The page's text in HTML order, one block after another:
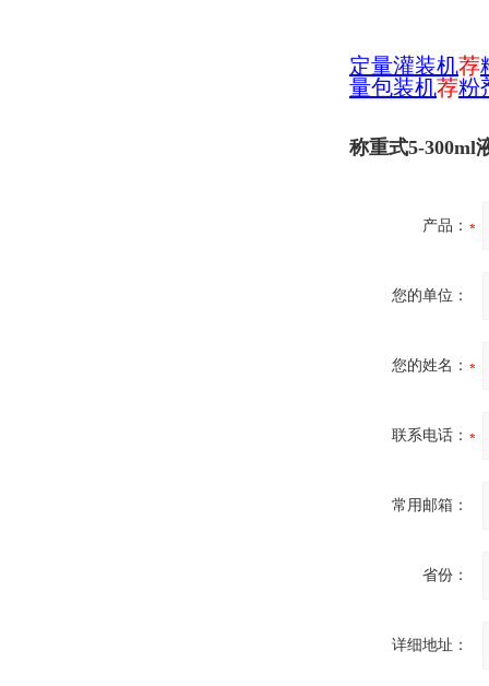
定量灌装机荐
量包装机荐粉
称重式5-300ml
产品：
您的单位：
您的姓名：
联系电话：
常用邮箱：
省份：
详细地址：